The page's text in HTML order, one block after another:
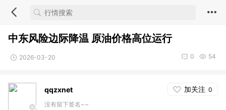
中东风险边际降温 原油价格高位运行
2026-03-20 54
0
qqzxnet 加关注 0
没有留下签名~~